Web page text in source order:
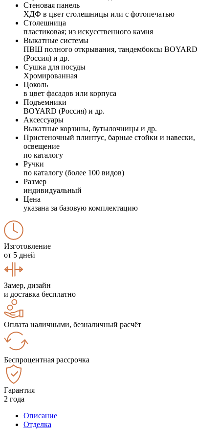
Стеновая панель
ХДФ в цвет столешницы или с фотопечатью
Столешница
пластиковая; из искусственного камня
Выкатные системы
ПВШ полного открывания, тандембоксы BOYARD
(Россия) и др.
Сушка для посуды
Хромированная
Цоколь
в цвет фасадов или корпуса
Подъемники
BOYARD (Россия) и др.
Аксессуары
Выкатные корзины, бутылочницы и др.
Пристеночный плинтус, барные стойки и навески,
освещение
по каталогу
Ручки
по каталогу (более 100 видов)
Размер
индивидуальный
Цена
указана за базовую комплектацию
Изготовление
от 5 дней
Замер, дизайн
и доставка бесплатно
Оплата наличными, безналичный расчёт
Беспроцентная рассрочка
Гарантия
2 года
Описание
Отделка